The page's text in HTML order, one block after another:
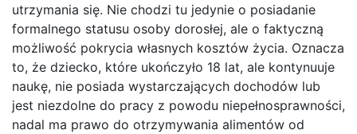
utrzymania się. Nie chodzi tu jedynie o posiadanie
formalnego statusu osoby dorosłej, ale o faktyczną
możliwość pokrycia własnych kosztów życia. Oznacza
to, że dziecko, które ukończyło 18 lat, ale kontynuuje
naukę, nie posiada wystarczających dochodów lub
jest niezdolne do pracy z powodu niepełnosprawności,
nadal ma prawo do otrzymywania alimentów od